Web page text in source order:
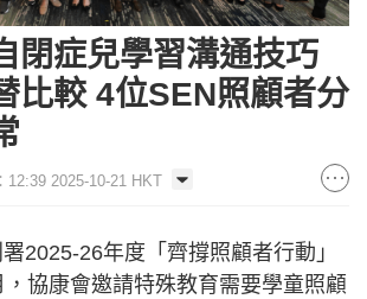
閉症兒學習溝通技巧
比較 4位SEN照顧者分
12:39 2025-10-21 HKT
2025-26年度「齊撐照顧者行動」
協康會邀請特殊教育需要學童照顧